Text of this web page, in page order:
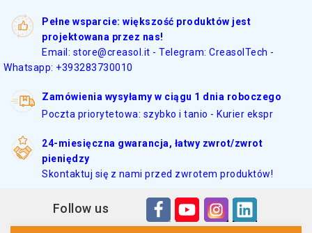
Pełne wsparcie: większość produktów jest
projektowana przez nas!
Email: store@creasol.it - Telegram: CreasolTech -
Whatsapp: +393283730010
Zamówienia wysyłamy w ciągu 1 dnia roboczego
Poczta priorytetowa: szybko i tanio - Kurier ekspr
24-miesięczna gwarancja, łatwy zwrot/zwrot
pieniędzy
Skontaktuj się z nami przed zwrotem produktów!
Follow us